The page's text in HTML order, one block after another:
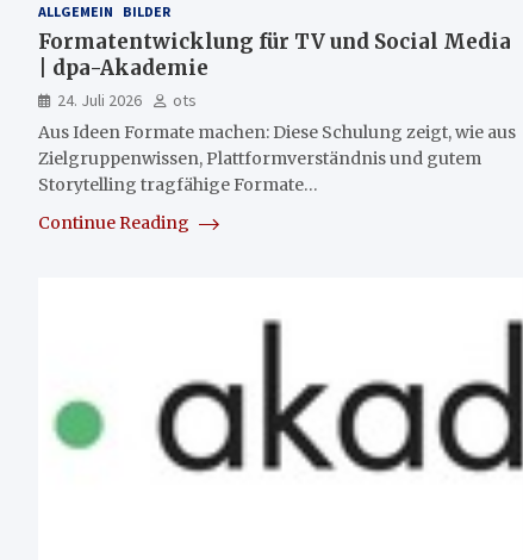
ALLGEMEIN BILDER
Formatentwicklung für TV und Social Media
| dpa-Akademie
24. Juli 2026
ots
Aus Ideen Formate machen: Diese Schulung zeigt, wie aus
Zielgruppenwissen, Plattformverständnis und gutem
Storytelling tragfähige Formate…
Continue Reading